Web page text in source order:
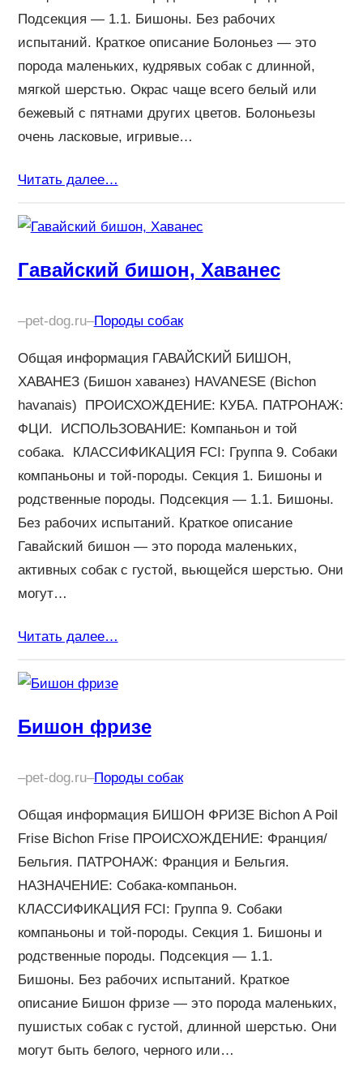
Подсекция — 1.1. Бишоны. Без рабочих
испытаний. Краткое описание Болоньез — это
порода маленьких, кудрявых собак с длинной,
мягкой шерстью. Окрас чаще всего белый или
бежевый с пятнами других цветов. Болоньезы
очень ласковые, игривые…
Читать далее…
Гавайский бишон, Хаванес
–pet-dog.ru–Породы собак
Общая информация ГАВАЙСКИЙ БИШОН,
ХАВАНЕЗ (Бишон хаванез) HAVANESE (Bichon
havanais) ПРОИСХОЖДЕНИЕ: КУБА. ПАТРОНАЖ:
ФЦИ. ИСПОЛЬЗОВАНИЕ: Компаньон и той
собака. КЛАССИФИКАЦИЯ FCI: Группа 9. Собаки
компаньоны и той-породы. Секция 1. Бишоны и
родственные породы. Подсекция — 1.1. Бишоны.
Без рабочих испытаний. Краткое описание
Гавайский бишон — это порода маленьких,
активных собак с густой, вьющейся шерстью. Они
могут…
Читать далее…
Бишон фризе
–pet-dog.ru–Породы собак
Общая информация БИШОН ФРИЗЕ Bichon A Poil
Frise Bichon Frise ПРОИСХОЖДЕНИЕ: Франция/
Бельгия. ПАТРОНАЖ: Франция и Бельгия.
НАЗНАЧЕНИЕ: Собака-компаньон.
КЛАССИФИКАЦИЯ FCI: Группа 9. Собаки
компаньоны и той-породы. Секция 1. Бишоны и
родственные породы. Подсекция — 1.1.
Бишоны. Без рабочих испытаний. Краткое
описание Бишон фризе — это порода маленьких,
пушистых собак с густой, длинной шерстью. Они
могут быть белого, черного или…